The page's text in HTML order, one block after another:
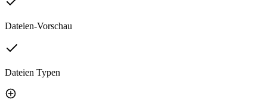
Dateien-Vorschau
Dateien Typen